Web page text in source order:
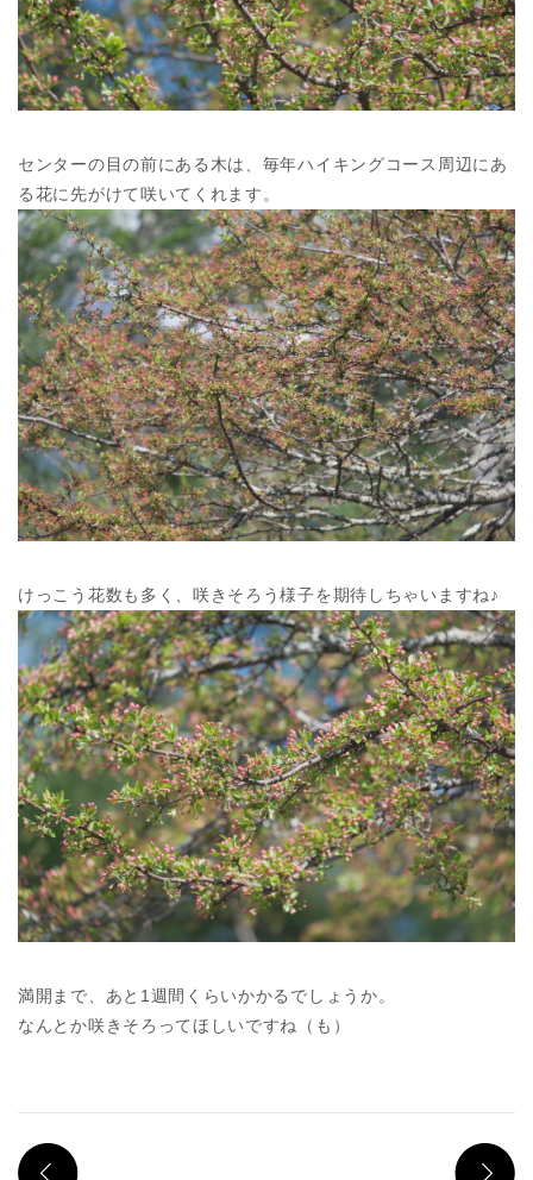
センターの目の前にある木は、毎年ハイキングコース周辺にあ
る花に先がけて咲いてくれます。
けっこう花数も多く、咲きそろう様子を期待しちゃいますね♪
満開まで、あと1週間くらいかかるでしょうか。
なんとか咲きそろってほしいですね（も）